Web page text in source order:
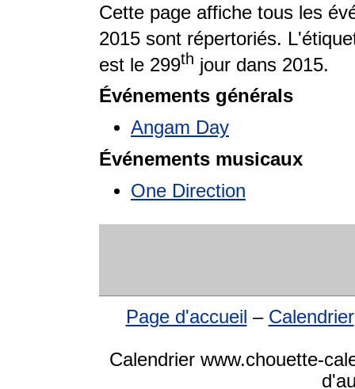
Cette page affiche tous les
2015 sont répertoriés.
est le 299th jour dans 2015.
Événements générals
Angam Day
Événements musicaux
One Direction
Page d'accueil – Calendrier
Calendrier www.chouette-